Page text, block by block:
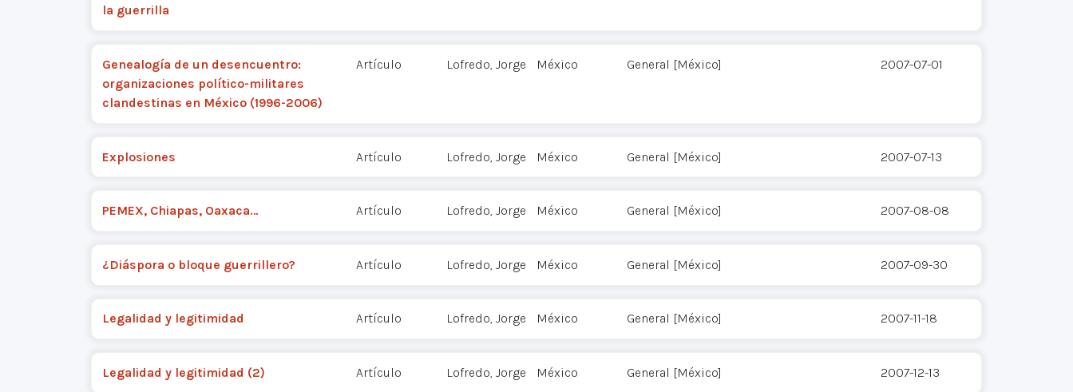
la guerrilla
Genealogía de un desencuentro:
organizaciones político-militares
clandestinas en México (1996-2006)
Artículo Lofredo, Jorge México General [México] 2007-07-01
Explosiones Artículo Lofredo, Jorge México General [México] 2007-07-13
PEMEX, Chiapas, Oaxaca… Artículo Lofredo, Jorge México General [México] 2007-08-08
¿Diáspora o bloque guerrillero? Artículo Lofredo, Jorge México General [México] 2007-09-30
Legalidad y legitimidad Artículo Lofredo, Jorge México General [México] 2007-11-18
Legalidad y legitimidad (2) Artículo Lofredo, Jorge México General [México] 2007-12-13